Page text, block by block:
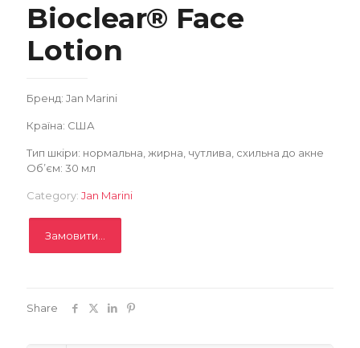
Bioclear® Face
Lotion
Бренд: Jan Marini
Країна: США
Тип шкіри: нормальна, жирна, чутлива, схильна до акне
Об’єм: 30 мл
Category: Jan Marini
Замовити...
Share
Замовити